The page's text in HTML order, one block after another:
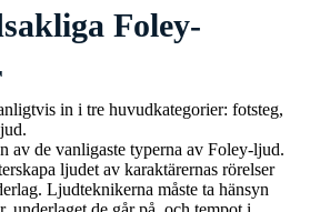
Foley-
in i tre huvudkategorier: fotsteg,
av de vanligaste typerna av Foley-ljud.
ljudet av karaktärernas rörelser
Ljudteknikerna måste ta hänsyn